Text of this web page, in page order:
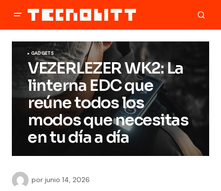
GADGETS
VEZERLEZER WK2: La
linterna EDC que
reúne todos los
modos que necesitas
en tu día a día
por junio 14, 2026